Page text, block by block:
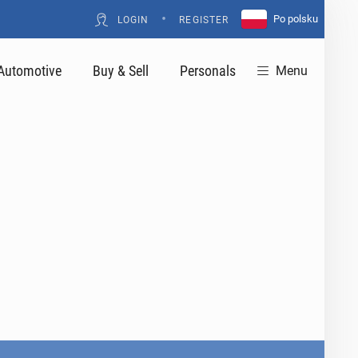
LOGIN • REGISTER Po polsku
Buy & Sell Personals Menu